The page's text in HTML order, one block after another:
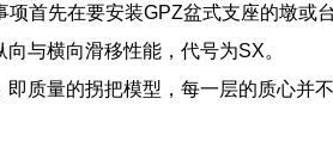
首先在要安装GPZ盆式支座的墩或
与横向滑移性能，代号为SX。
质量的拐把模型，每一层的质心并